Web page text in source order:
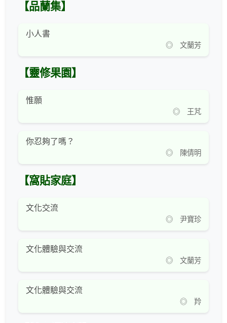
【品蘭集】
小人書
◎ 文蘭芳
【靈修果園】
惟願
◎ 王芃
你忍夠了嗎？
◎ 陳倩明
【窩貼家庭】
文化交流
◎ 尹寶珍
文化體驗與交流
◎ 文蘭芳
文化體驗與交流
◎ 羚